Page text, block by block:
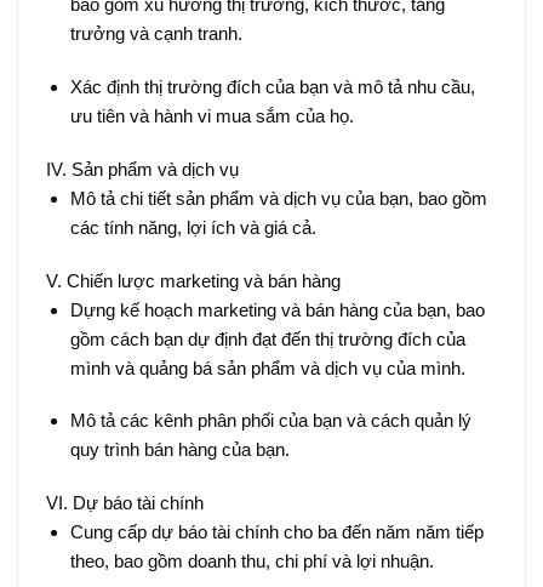
bao gồm xu hướng thị trường, kích thước, tăng
trưởng và cạnh tranh.
Xác định thị trường đích của bạn và mô tả nhu cầu,
ưu tiên và hành vi mua sắm của họ.
IV. Sản phẩm và dịch vụ
Mô tả chi tiết sản phẩm và dịch vụ của bạn, bao gồm
các tính năng, lợi ích và giá cả.
V. Chiến lược marketing và bán hàng
Dựng kế hoạch marketing và bán hàng của bạn, bao
gồm cách bạn dự định đạt đến thị trường đích của
mình và quảng bá sản phẩm và dịch vụ của mình.
Mô tả các kênh phân phối của bạn và cách quản lý
quy trình bán hàng của bạn.
VI. Dự báo tài chính
Cung cấp dự báo tài chính cho ba đến năm năm tiếp
theo, bao gồm doanh thu, chi phí và lợi nhuận.